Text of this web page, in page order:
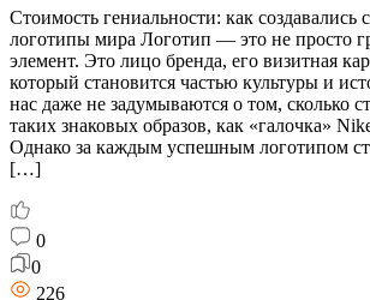
Стоимость гениальности: как создавались
логотипы мира Логотип — это не просто
элемент. Это лицо бренда, его визитная
который становится частью культуры и
нас даже не задумываются о том, сколько
таких знаковых образов, как «галочка»
Однако за каждым успешным логотипом
[…]
0
0
226